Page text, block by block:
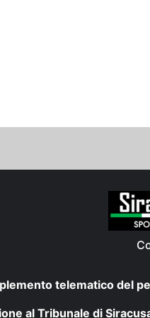
telematico del
al Tribunale di